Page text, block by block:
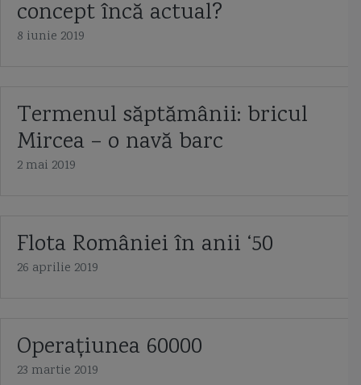
concept încă actual?
8 iunie 2019
Termenul săptămânii: bricul
Mircea – o navă barc
2 mai 2019
Flota României în anii ‘50
26 aprilie 2019
Operaţiunea 60000
23 martie 2019